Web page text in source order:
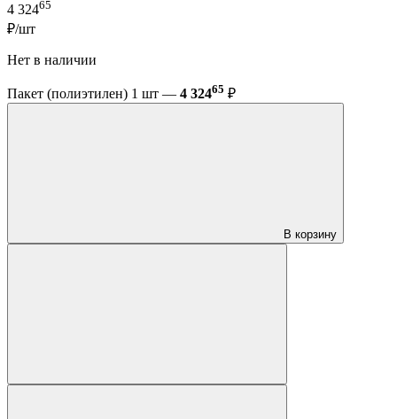
4 32465
₽/шт
Нет в наличии
Пакет (полиэтилен) 1 шт — 4 32465 ₽
В корзину